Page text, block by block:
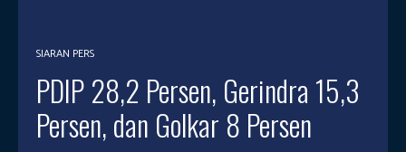
SIARAN PERS
PDIP 28,2 Persen, Gerindra 15,3
Persen, dan Golkar 8 Persen